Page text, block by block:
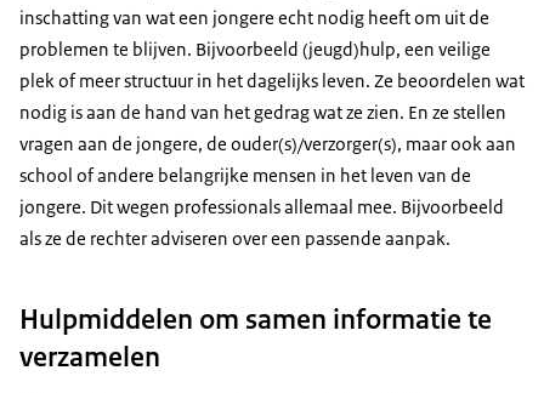
inschatting van wat een jongere echt nodig heeft om uit de
problemen te blijven. Bijvoorbeeld (jeugd)hulp, een veilige
plek of meer structuur in het dagelijks leven. Ze beoordelen wat
nodig is aan de hand van het gedrag wat ze zien. En ze stellen
vragen aan de jongere, de ouder(s)/verzorger(s), maar ook aan
school of andere belangrijke mensen in het leven van de
jongere. Dit wegen professionals allemaal mee. Bijvoorbeeld
als ze de rechter adviseren over een passende aanpak.
Hulpmiddelen om samen informatie te
verzamelen